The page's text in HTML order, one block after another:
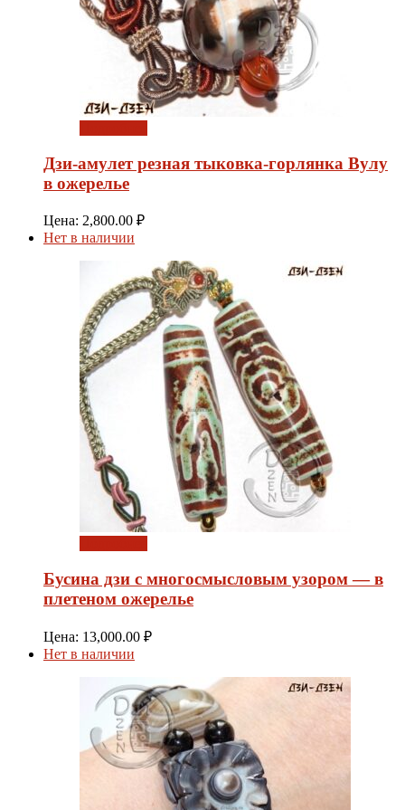
Дзи-амулет резная тыковка-горлянка Вулу
в ожерелье
Цена: 2,800.00 ₽
Нет в наличии
Бусина дзи с многосмысловым узором — в
плетеном ожерелье
Цена: 13,000.00 ₽
Нет в наличии